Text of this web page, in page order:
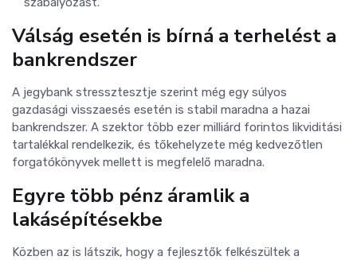
Válság esetén is bírná a terhelést a
bankrendszer
A jegybank stressztesztje szerint még egy súlyos
gazdasági visszaesés esetén is stabil maradna a hazai
bankrendszer. A szektor több ezer milliárd forintos likviditási
tartalékkal rendelkezik, és tőkehelyzete még kedvezőtlen
forgatókönyvek mellett is megfelelő maradna.
Egyre több pénz áramlik a
lakásépítésekbe
Közben az is látszik, hogy a fejlesztők felkészültek a